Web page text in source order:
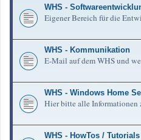
WHS -
Eigener Bereich für die
WHS - Kommunikation
E-Mail auf dem WHS und
WHS - Windows Home
Hier bitte alle Informationen
WHS - HowTos / Tutorials